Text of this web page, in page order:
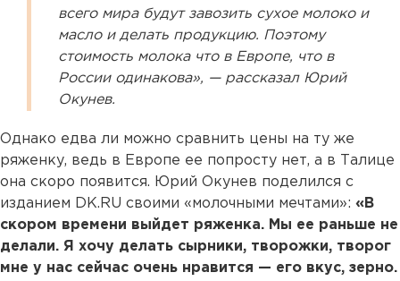
всего мира будут завозить сухое молоко и
масло и делать продукцию. Поэтому
стоимость молока что в Европе, что в
России одинакова», — рассказал Юрий
Окунев.
Однако едва ли можно сравнить цены на ту же
ряженку, ведь в Европе ее попросту нет, а в Талице
она скоро появится. Юрий Окунев поделился с
изданием DK.RU своими «молочными мечтами»: «В
скором времени выйдет ряженка. Мы ее раньше не
делали. Я хочу делать сырники, творожки, творог
мне у нас сейчас очень нравится — его вкус, зерно.